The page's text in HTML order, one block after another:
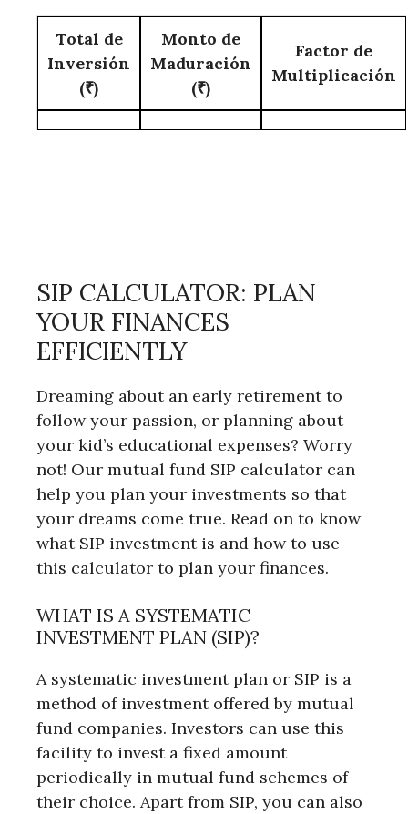
Total de
Inversión
(₹)
Monto de
Maduración
(₹)
Factor de
Multiplicación
SIP CALCULATOR: PLAN
YOUR FINANCES
EFFICIENTLY
Dreaming about an early retirement to
follow your passion, or planning about
your kid’s educational expenses? Worry
not! Our mutual fund SIP calculator can
help you plan your investments so that
your dreams come true. Read on to know
what SIP investment is and how to use
this calculator to plan your finances.
WHAT IS A SYSTEMATIC
INVESTMENT PLAN (SIP)?
A systematic investment plan or SIP is a
method of investment offered by mutual
fund companies. Investors can use this
facility to invest a fixed amount
periodically in mutual fund schemes of
their choice. Apart from SIP, you can also